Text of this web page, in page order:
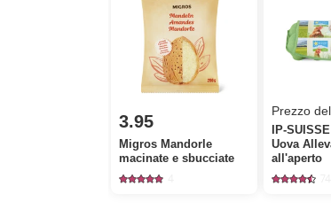
3.95
Migros Mandorle
macinate e sbucciate
Prezzo
IP-
Uova
all'aperto